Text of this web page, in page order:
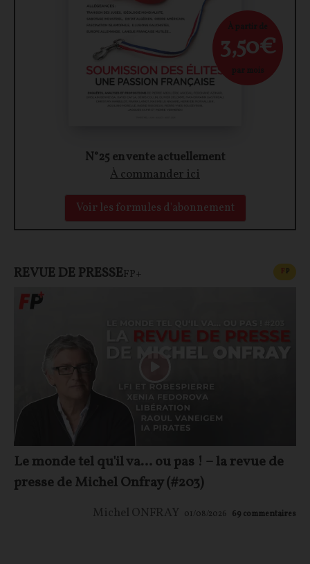
N°25 en vente actuellement
À commander ici
Voir les formules d'abonnement
À partir de
3,50€
par mois
REVUE DE PRESSEFP+ FP
Le monde tel qu'il va… ou pas ! – la revue de
presse de Michel Onfray (#203)
Michel ONFRAY 01/08/2026 69 commentaires